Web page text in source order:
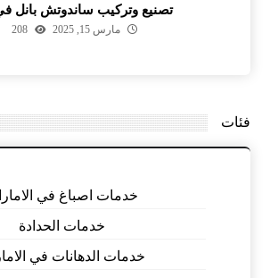
تصنيع وتركيب ساندوتش بانل
مارس 15, 2025 208
فئات
خدمات اصباغ في
خدمات الحدادة
خدمات الدهانات في